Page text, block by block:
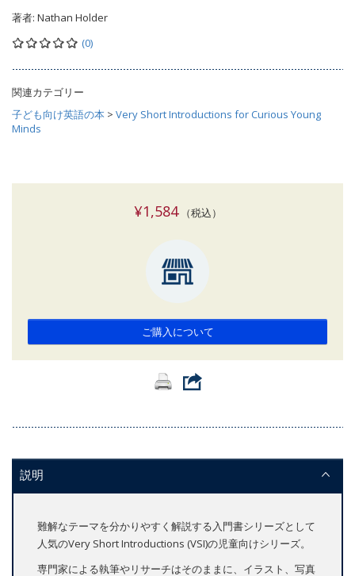
著者: Nathan Holder
(0)
関連カテゴリー
子ども向け英語の本 > Very Short Introductions for Curious Young
Minds
¥1,584（税込）
ご購入について
説明
難解なテーマを分かりやすく解説する入門書シリーズとして
人気のVery Short Introductions (VSI)の児童向けシリーズ。
専門家による執筆やリサーチはそのままに、イラスト、写真